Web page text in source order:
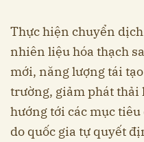
Thực hiện chuyển
nhiên liệu hóa thạch
mới, năng lượng tái
trường, giảm phát
hướng tới các mục
do quốc gia tự quyết